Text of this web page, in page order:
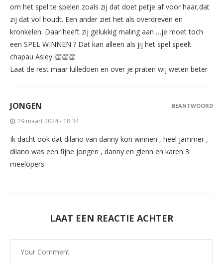
om het spel te spelen zoals zij dat doet petje af voor haar,dat
zij dat vol houdt. Een ander ziet het als overdreven en
kronkelen. Daar heeft zij gelukkig maling aan …je moet toch
een SPEL WINNEN ? Dat kan alleen als jij het spel speelt
chapau Asley 👏👏👏
Laat de rest maar lulledoen en over je praten wij weten beter
JONGEN
19 maart 2024 - 18:34
Ik dacht ook dat dilano van danny kon winnen , heel jammer ,
dilano was een fijne jongen , danny en glenn en karen 3
meelopers
BEANTWOORD
LAAT EEN REACTIE ACHTER